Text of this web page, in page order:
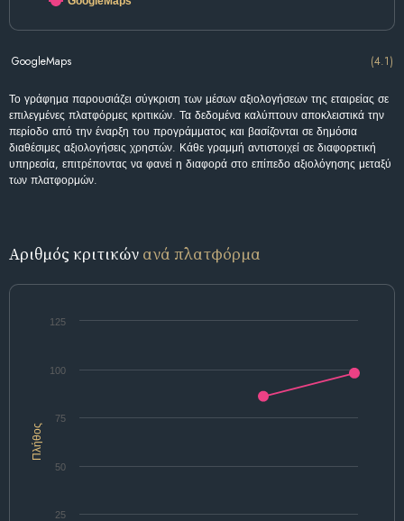
GoogleMaps (4.1)
Το γράφημα παρουσιάζει σύγκριση των μέσων αξιολογήσεων της εταιρείας σε
επιλεγμένες πλατφόρμες κριτικών. Τα δεδομένα καλύπτουν αποκλειστικά την
περίοδο από την έναρξη του προγράμματος και βασίζονται σε δημόσια
διαθέσιμες αξιολογήσεις χρηστών. Κάθε γραμμή αντιστοιχεί σε διαφορετική
υπηρεσία, επιτρέποντας να φανεί η διαφορά στο επίπεδο αξιολόγησης μεταξύ
των πλατφορμών.
Αριθμός κριτικών ανά πλατφόρμα
Πλήθος
100
25
50
75
125